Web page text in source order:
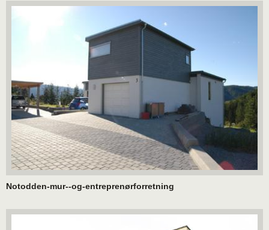
Notodden-mur--og-entreprenørforretning